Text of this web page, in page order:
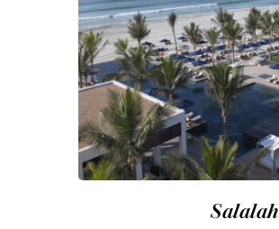
Salalah